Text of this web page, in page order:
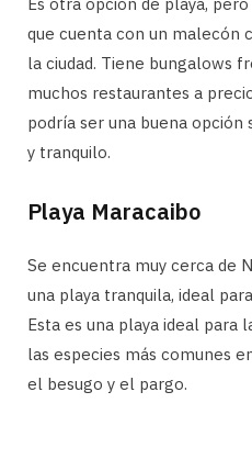
que cuenta con un malecón
la ciudad. Tiene bungalows
muchos restaurantes a
podría ser una buena
y tranquilo.
Playa Maracaibo
Se encuentra muy cerca de
una playa tranquila, ideal
Esta es una playa ideal para
las especies más comunes
el besugo y el pargo.